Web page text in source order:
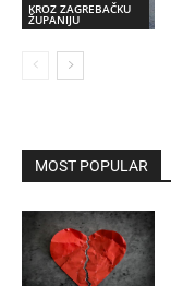
KROZ ZAGREBAČKU
ŽUPANIJU
MOST POPULAR